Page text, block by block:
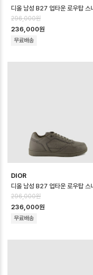
296,000원
236,000원
무료배송
DIOR
296,000원
236,000원
무료배송